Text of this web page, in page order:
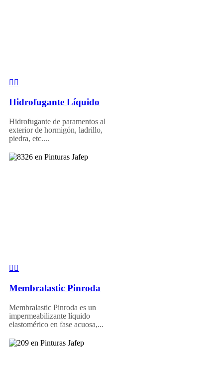
Hidrofugante Líquido
Hidrofugante de paramentos al
exterior de hormigón, ladrillo,
piedra, etc....
Membralastic Pinroda
Membralastic Pinroda es un
impermeabilizante líquido
elastomérico en fase acuosa,...